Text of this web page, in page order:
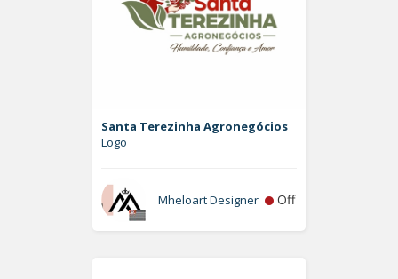
Santa Terezinha Agronegócios
Logo
Mheloart Designer Off